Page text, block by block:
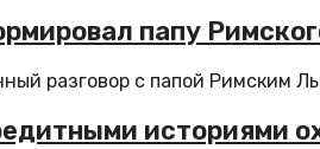
папу
разговор с папой Римским
историями